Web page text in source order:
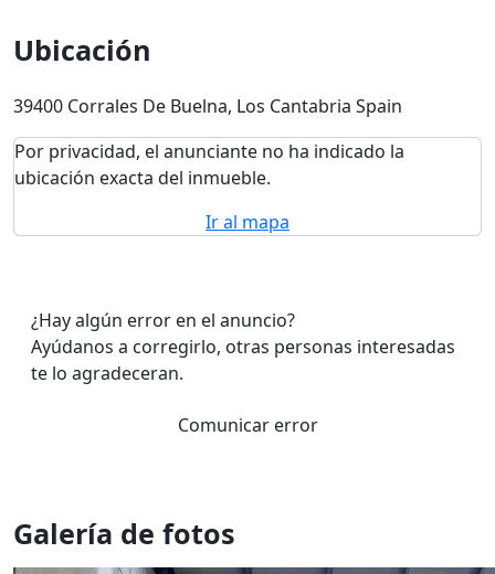
Ubicación
39400 Corrales De Buelna, Los Cantabria Spain
Por privacidad, el anunciante no ha indicado la
ubicación exacta del inmueble.
Ir al mapa
¿Hay algún error en el anuncio?
Ayúdanos a corregirlo, otras personas interesadas
te lo agradeceran.
Comunicar error
Galería de fotos